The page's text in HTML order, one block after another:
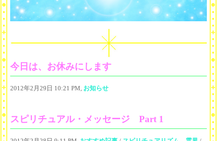
今日は、お休みにします
2012年2月29日 10:21 PM, お知らせ
スピリチュアル・メッセージ Part 1